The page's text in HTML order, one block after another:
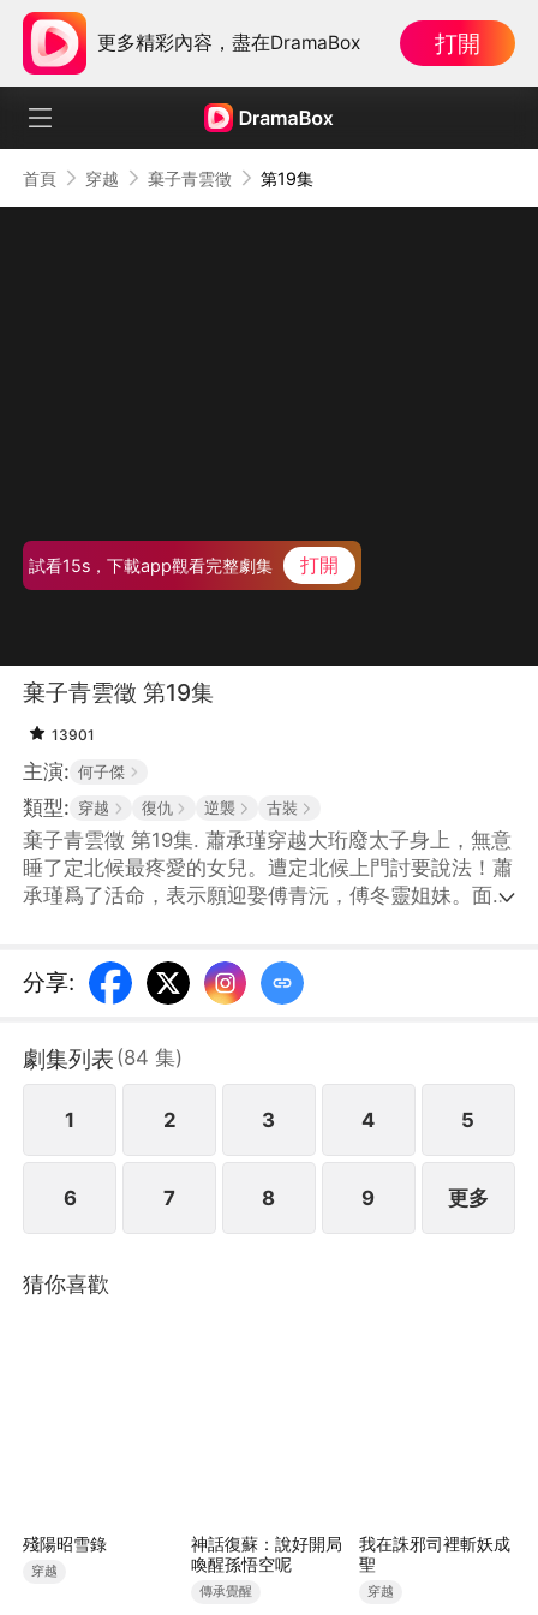
更多精彩內容，盡在DramaBox 打開
首頁 穿越 棄子青雲徵 第19集
試看15s，下載app觀看完整劇集 打開
棄子青雲徵 第19集
13901
主演: 何子傑
類型: 穿越 復仇 逆襲 古裝
棄子青雲徵 第19集. 蕭承瑾穿越大珩廢太子身上，無意
睡了定北候最疼愛的女兒。遭定北候上門討要說法！蕭
承瑾爲了活命，表示願迎娶傅青沅，傅冬靈姐妹。面對
分享:
劇集列表 (84 集)
1 2 3 4 5
6 7 8 9 更多
猜你喜歡
殘陽昭雪錄
穿越
神話復蘇：說好開局
喚醒孫悟空呢
傳承覺醒
我在誅邪司裡斬妖成
聖
穿越